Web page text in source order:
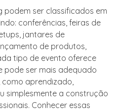
podem ser classificados em
conferências, feiras de
jantares de
de produtos,
tipo de evento oferece
pode ser mais adequado
aprendizado,
simplesmente a construção
Conhecer essas